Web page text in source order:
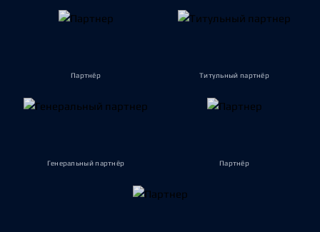
Партнёр Титульный партнёр
Генеральный партнёр Партнёр